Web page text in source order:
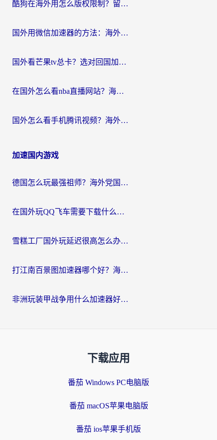
酷狗在海外用怎么版权限制？留学生亲测：3步解决听国内音乐难题
国外用微信加速器的方法：海外党无缝连接国内生活的实用指南
国外看芒果tv总卡？选对回国加速器，轻松追《浪姐》不费劲
在国外怎么看nba直播网站？海外党专属体育观赛指南，告别地区限制！
国外怎么看手机腾讯视频？海外党亲测有效的追剧加速器选择指南
加速国内游戏
德国怎么玩最强祖师？海外党国服游戏加速器选择全攻略（附宝可梦Online实测）
在国外玩QQ飞车需要下载什么加速器呢？海外党亲测有效的国服游戏加速指南
雪糕工厂国外玩延迟很高怎么办？海外玩家国服游戏加速终极攻略（附实测推荐）
打江南百景图加速器哪个好？海外党踩坑N次后，终于找到不卡的秘诀
非洲玩装甲战争用什么加速器好？海外党亲测有效的国服游戏加速方案
下载应用
番茄 Windows PC电脑版
番茄 macOS苹果电脑版
番茄 ios苹果手机版